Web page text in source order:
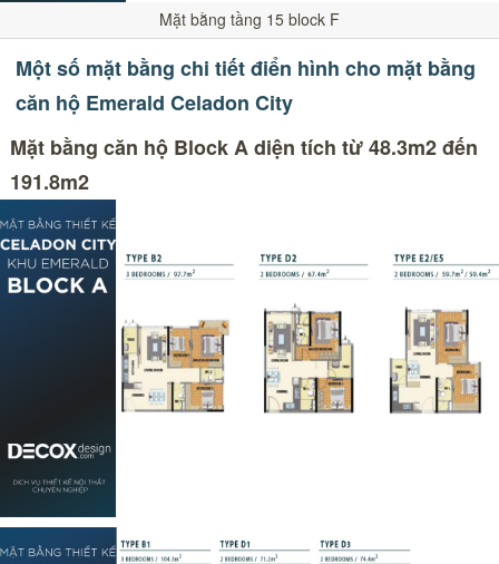
Mặt bằng tầng 15 block F
Một số mặt bằng chi tiết điển hình cho mặt bằng
căn hộ Emerald Celadon City
Mặt bằng căn hộ Block A diện tích từ 48.3m2 đến
191.8m2